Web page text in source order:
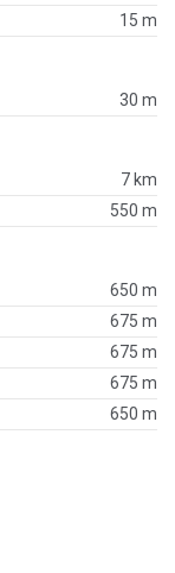
15 m
30 m
7 km
550 m
650 m
675 m
675 m
675 m
650 m